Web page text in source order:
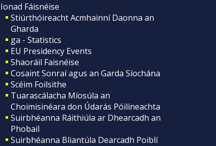
Ionad Fáisnéise
Stiúrthóireacht Acmhainní Daonna an
Gharda
ga - Statistics
EU Presidency Events
Shaoráil Faisnéise
Cosaint Sonraí agus an Garda Síochána
Scéim Foilsithe
Tuarascálacha Míosúla an
Choimisinéara don Údarás Póilíneachta
Suirbhéanna Ráithiúla ar Dhearcadh an
Phobail
Suirbhéanna Bliantúla Dearcadh Poiblí